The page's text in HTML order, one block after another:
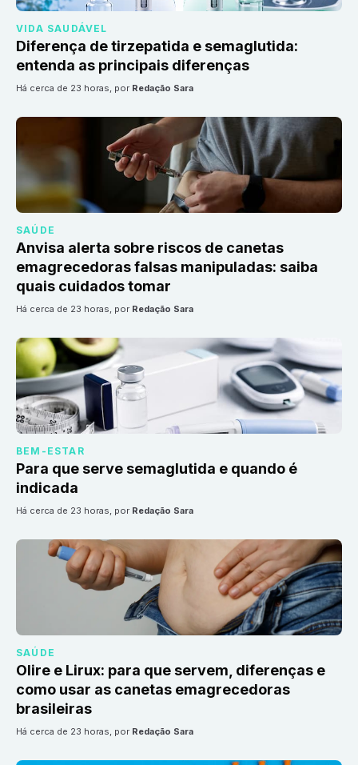
VIDA SAUDÁVEL
Diferença de tirzepatida e semaglutida:
entenda as principais diferenças
há cerca de 23 horas, por Redação Sara
SAÚDE
Anvisa alerta sobre riscos de canetas
emagrecedoras falsas manipuladas: saiba
quais cuidados tomar
há cerca de 23 horas, por Redação Sara
BEM-ESTAR
Para que serve semaglutida e quando é
indicada
há cerca de 23 horas, por Redação Sara
SAÚDE
Olire e Lirux: para que servem, diferenças e
como usar as canetas emagrecedoras
brasileiras
há cerca de 23 horas, por Redação Sara